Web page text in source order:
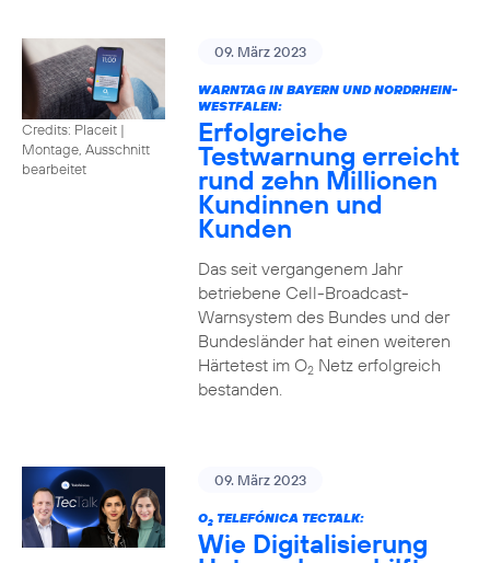
Credits: Placeit |
Montage, Ausschnitt
bearbeitet
09. März 2023
WARNTAG IN BAYERN UND NORDRHEIN-
WESTFALEN:
Erfolgreiche
Testwarnung erreicht
rund zehn Millionen
Kundinnen und
Kunden
Das seit vergangenem Jahr
betriebene Cell-Broadcast-
Warnsystem des Bundes und der
Bundesländer hat einen weiteren
Härtetest im O2Netz erfolgreich
bestanden.
09. März 2023
O2TELEFÓNICA TECTALK:
Wie Digitalisierung